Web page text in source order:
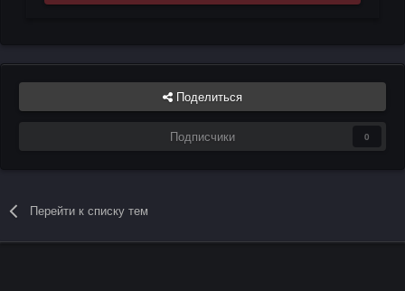
Поделиться
Подписчики 0
Перейти к списку тем